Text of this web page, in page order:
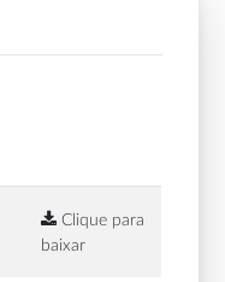
Clique para
baixar